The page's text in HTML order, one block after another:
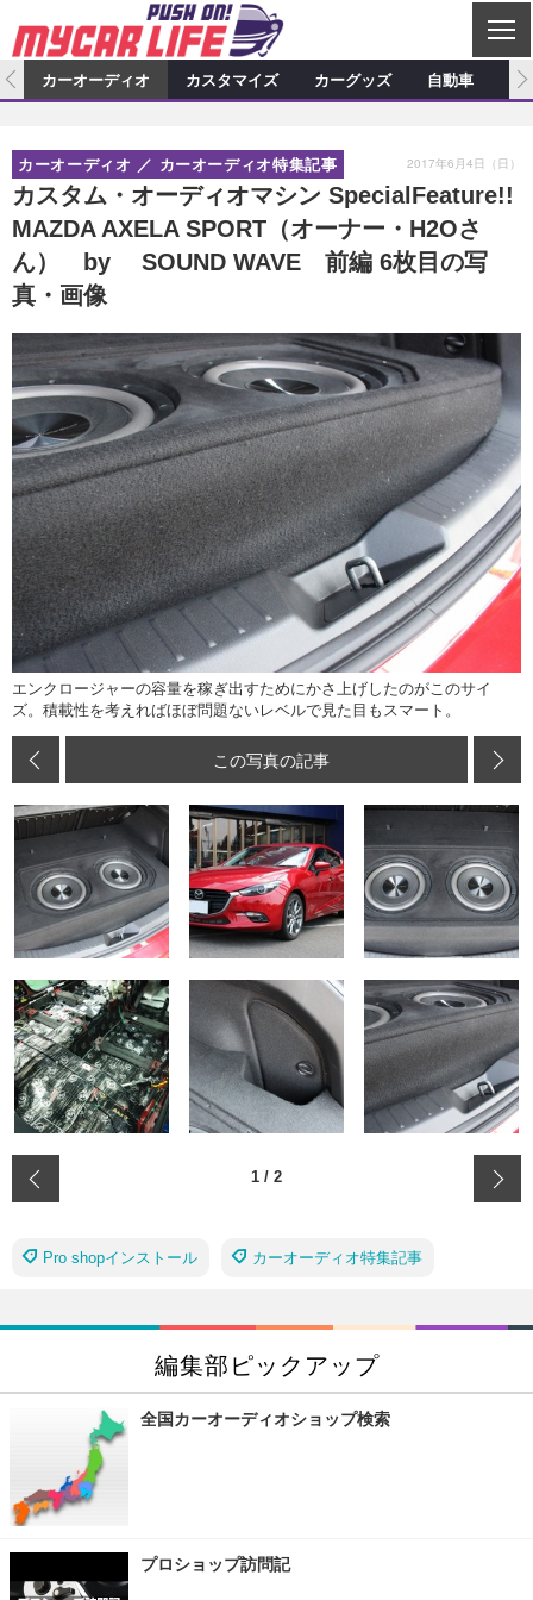
C
L
S
E
カーオーディオ
プロショップ検索 ショップ訪問記
カーオーディオニュース デモカー製作記
その他
カスタマイズ特集記事 カスタマイズ新製品情報
カスタマイズニュース
カーグッズ
カーグッズ特集記事 カーグッズ新製品情報
カーグッズニュース
自動車
ニュース
スクープ
アクセスランキング
カーオーディオ カスタマイズ カーグッズ 自動車
カスタム・オーディオマシン SpecialFeature!!
MAZDA AXELA SPORT（オーナー・H2Oさ
ん） by SOUND WAVE 前編 6枚目の写
真・画像
カーオーディオ カーオーディオ特集記事 2017年6月4日（日）
エンクロージャーの容量を稼ぎ出すためにかさ上げしたのがこのサイ
ズ。積載性を考えればほぼ問題ないレベルで見た目もスマート。
この写真の記事
1 / 2
Pro shopインストール カーオーディオ特集記事
編集部ピックアップ
全国カーオーディオショップ検索
プロショップ訪問記